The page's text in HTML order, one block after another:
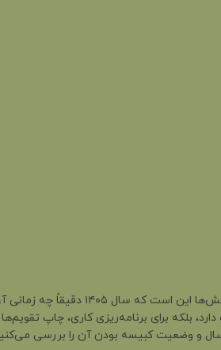
دقیقاً چه زمانی آغاز می‌شود؟
بلکه برای برنامه‌ریزی کاری، چاپ